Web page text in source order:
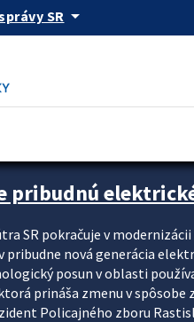
SR arrow_drop_down
pribudnú
SR pokračuje v
nová generácia
posun v oblasti
prináša zmenu v spôsobe
Policajného zboru